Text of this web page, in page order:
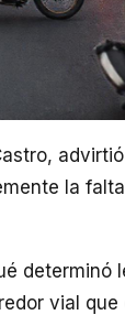
la
determinó
vial